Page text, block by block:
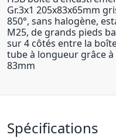
Gr.3x1 205x83x65mm
850°, sans halogène,
M25, de grands pieds
sur 4 côtés entre la
tube à longueur grâce
83mm
Spécifications